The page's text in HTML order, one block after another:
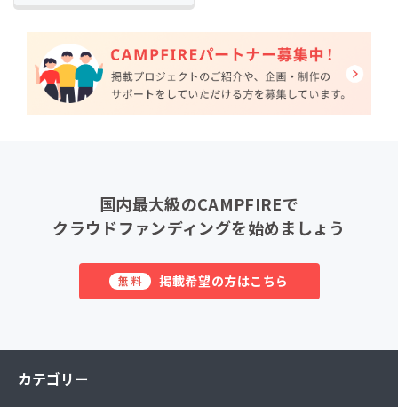
国内最大級のCAMPFIREで
クラウドファンディングを始めましょう
無料 掲載希望の方はこちら
カテゴリー